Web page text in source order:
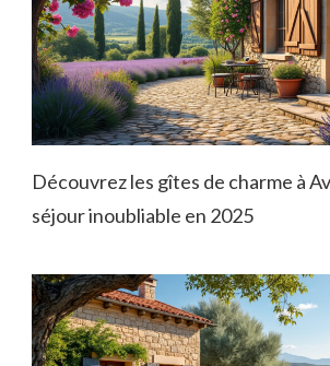
Découvrez les gîtes de charme à
séjour inoubliable en 2025